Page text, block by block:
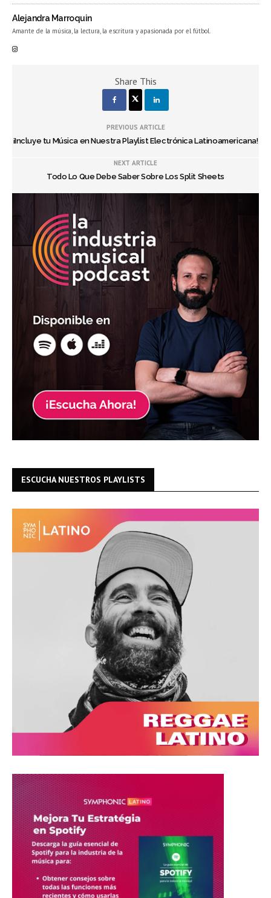
Alejandra Marroquin
Amante de la música, la lectura, la escritura y apasionada por el fútbol.
Share This
PREVIOUS ARTICLE
¡Incluye tu Música en Nuestra Playlist Electrónica Latinoamericana!
NEXT ARTICLE
Todo Lo Que Debe Saber Sobre Los Split Sheets
ESCUCHA NUESTROS PLAYLISTS